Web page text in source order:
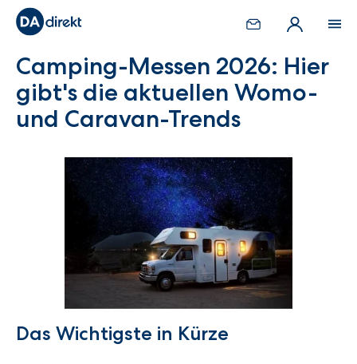
Camping-Messen 2026: Hier
gibt's die aktuellen Womo-
und Caravan-Trends
Das Wichtigste in Kürze